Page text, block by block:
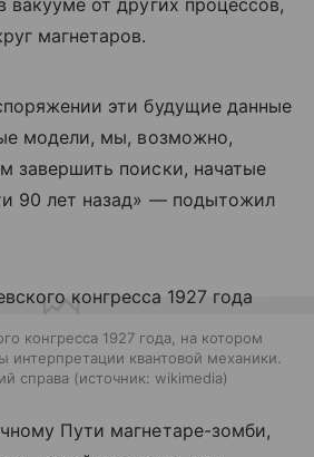
вакууме от других процессов,
магнетаров.
эти будущие данные
модели, мы, возможно,
завершить поиски, начатые
90 лет назад» — подытожил
конгресса 1927 года, на котором
интерпретации квантовой механики.
справа
источник: wikimedia
Пути магнетаре-зомби,